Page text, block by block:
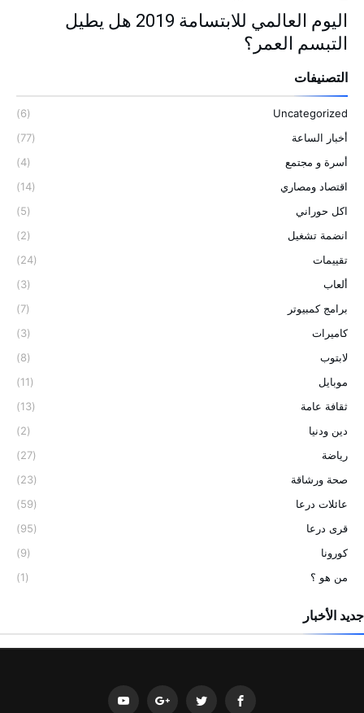
اليوم العالمي للابتسامة 2019 هل يطيل
التبسم العمر؟
التصنيفات
Uncategorized
(6)
أخبار الساعة
(77)
أسرة و مجتمع
(4)
اقتصاد ومصاري
(14)
اكل حوراني
(5)
انضمة تشغيل
(2)
تقييمات
(24)
ألعاب
(3)
برامج كمبيوتر
(7)
كاميرات
(3)
لابتوب
(8)
موبايل
(11)
ثقافة عامة
(13)
دين ودنيا
(2)
رياضة
(27)
صحة ورشاقة
(23)
عائلات درعا
(59)
قرى درعا
(95)
كورونا
(9)
من هو ؟
(1)
جديد الأخبار